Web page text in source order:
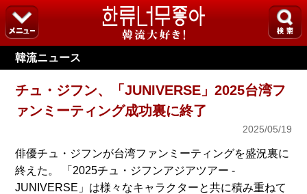
韓流ニュース
チュ・ジフン、「JUNIVERSE」2025台湾フ
ァンミーティング成功裏に終了
2025/05/19
俳優チュ・ジフンが台湾ファンミーティングを盛況裏に
終えた。 「2025チュ・ジフンアジアツアー -
JUNIVERSE」は様々なキャラクターと共に積み重ねて